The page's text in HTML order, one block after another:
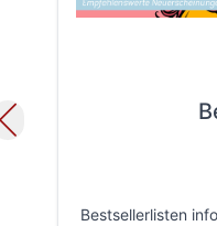
Bestsellerlisten